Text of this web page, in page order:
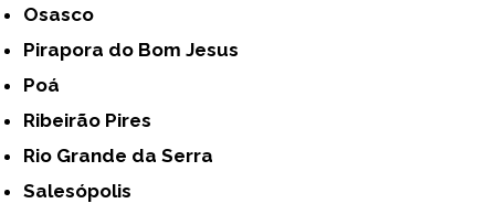
Osasco
Pirapora do Bom Jesus
Poá
Ribeirão Pires
Rio Grande da Serra
Salesópolis